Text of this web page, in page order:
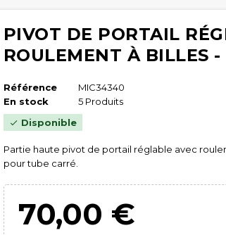
PIVOT DE PORTAIL
ROULEMENT À BILLES -
Référence
MIC34340
En stock
5 Produits
 Disponible
Partie haute pivot de portail réglable avec
pour tube carré.
70,00 €